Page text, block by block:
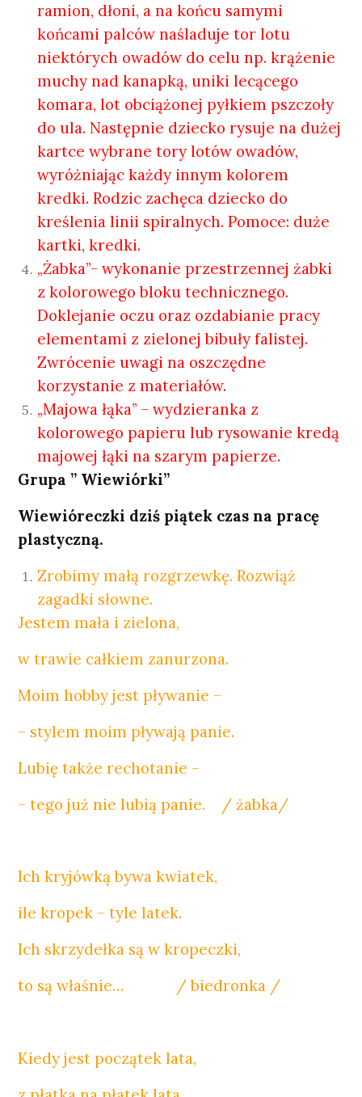
ramion, dłoni, a na końcu samymi
końcami palców naśladuje tor lotu
niektórych owadów do celu np. krążenie
muchy nad kanapką, uniki lecącego
komara, lot obciążonej pyłkiem pszczoły
do ula. Następnie dziecko rysuje na dużej
kartce wybrane tory lotów owadów,
wyróżniając każdy innym kolorem
kredki. Rodzic zachęca dziecko do
kreślenia linii spiralnych. Pomoce: duże
kartki, kredki.
„Żabka”- wykonanie przestrzennej żabki
z kolorowego bloku technicznego.
Doklejanie oczu oraz ozdabianie pracy
elementami z zielonej bibuły falistej.
Zwrócenie uwagi na oszczędne
korzystanie z materiałów.
„Majowa łąka” – wydzieranka z
kolorowego papieru lub rysowanie kredą
majowej łąki na szarym papierze.
Grupa ” Wiewiórki”
Wiewióreczki dziś piątek czas na pracę
plastyczną.
Zrobimy małą rozgrzewkę. Rozwiąż
zagadki słowne.
Jestem mała i zielona,
w trawie całkiem zanurzona.
Moim hobby jest pływanie –
– stylem moim pływają panie.
Lubię także rechotanie –
– tego już nie lubią panie. / żabka/
Ich kryjówką bywa kwiatek,
ile kropek – tyle latek.
Ich skrzydełka są w kropeczki,
to są właśnie… / biedronka /
Kiedy jest początek lata,